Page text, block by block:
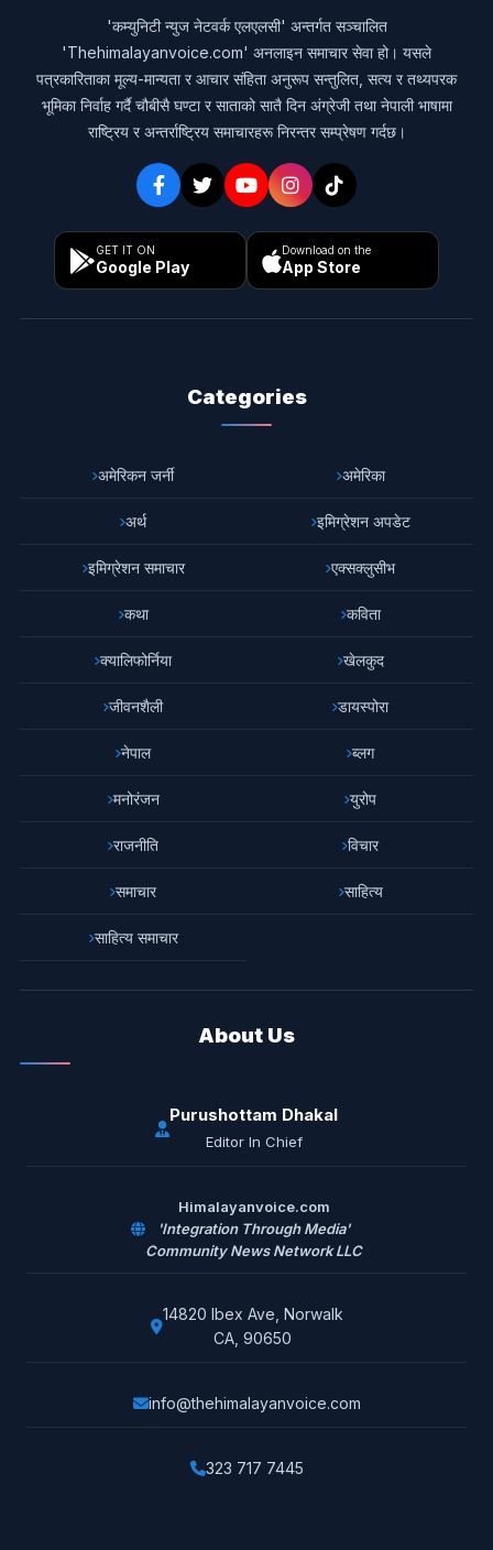
'कम्युनिटी न्युज नेटवर्क एलएलसी' अन्तर्गत सञ्चालित
'Thehimalayanvoice.com' अनलाइन समाचार सेवा हो। यसले
पत्रकारिताका मूल्य-मान्यता र आचार संहिता अनुरूप सन्तुलित, सत्य र तथ्यपरक
भूमिका निर्वाह गर्दै चौबीसै घण्टा र साताको सातै दिन अंग्रेजी तथा नेपाली भाषामा
राष्ट्रिय र अन्तर्राष्ट्रिय समाचारहरू निरन्तर सम्प्रेषण गर्दछ।
GET IT ON
Google Play
Download on the
App Store
Categories
अमेरिकन जर्नी अमेरिका
अर्थ इमिग्रेशन अपडेट
इमिग्रेशन समाचार एक्सक्लुसीभ
कथा कविता
क्यालिफोर्निया खेलकुद
जीवनशैली डायस्पोरा
नेपाल ब्लग
मनोरंजन युरोप
राजनीति विचार
समाचार साहित्य
साहित्य समाचार
About Us
Purushottam Dhakal
Editor In Chief
Himalayanvoice.com
'Integration Through Media'
Community News Network LLC
14820 Ibex Ave, Norwalk
CA, 90650
info@thehimalayanvoice.com
323 717 7445